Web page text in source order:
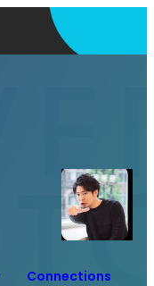
Connections